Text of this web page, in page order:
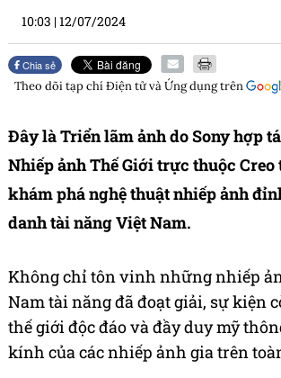
10:03 |12/07/2024
Chia sẻ
Theo dõi tạp chíĐiện tử và Ứng dụngtrên
Đây là Triển lãm ảnh do Sony hợp
Nhiếp ảnh Thế Giới trực thuộc
khám phá nghệ thuật nhiếp ảnh
danh tài năng Việt Nam.
Không chỉ tôn vinh những nhiếp
Nam tài năng đã đoạt giải, sự kiện
thế giới độc đáo và đầy duy mỹ
kính của các nhiếp ảnh gia trên